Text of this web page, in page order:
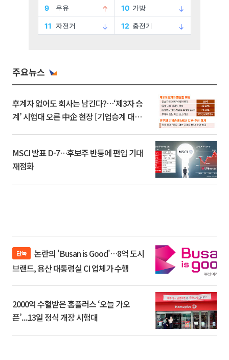
주요뉴스
후계자 없어도 회사는 남긴다?…‘제3자 승
계’ 시험대 오른 中企 현장 [기업승계 대전
MSCI 발표 D-7…후보주 반등에 편입 기대
재점화
단독
브랜드, 용산 대통령실 CI 업체가 수행
2000억 수혈받은 홈플러스 ‘오늘 가오
픈’...13일 정식 개장 시험대